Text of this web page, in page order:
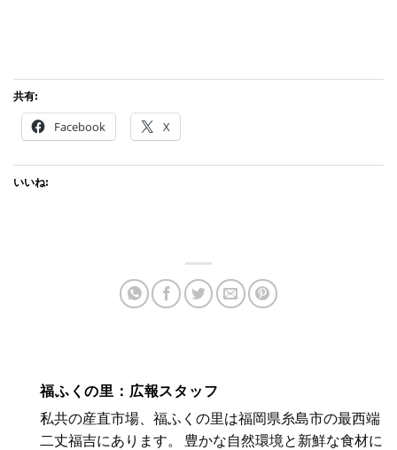
共有:
Facebook X
いいね:
福ふくの里：広報スタッフ
私共の産直市場、福ふくの里は福岡県糸島市の最西端
二丈福吉にあります。 豊かな自然環境と新鮮な食材に